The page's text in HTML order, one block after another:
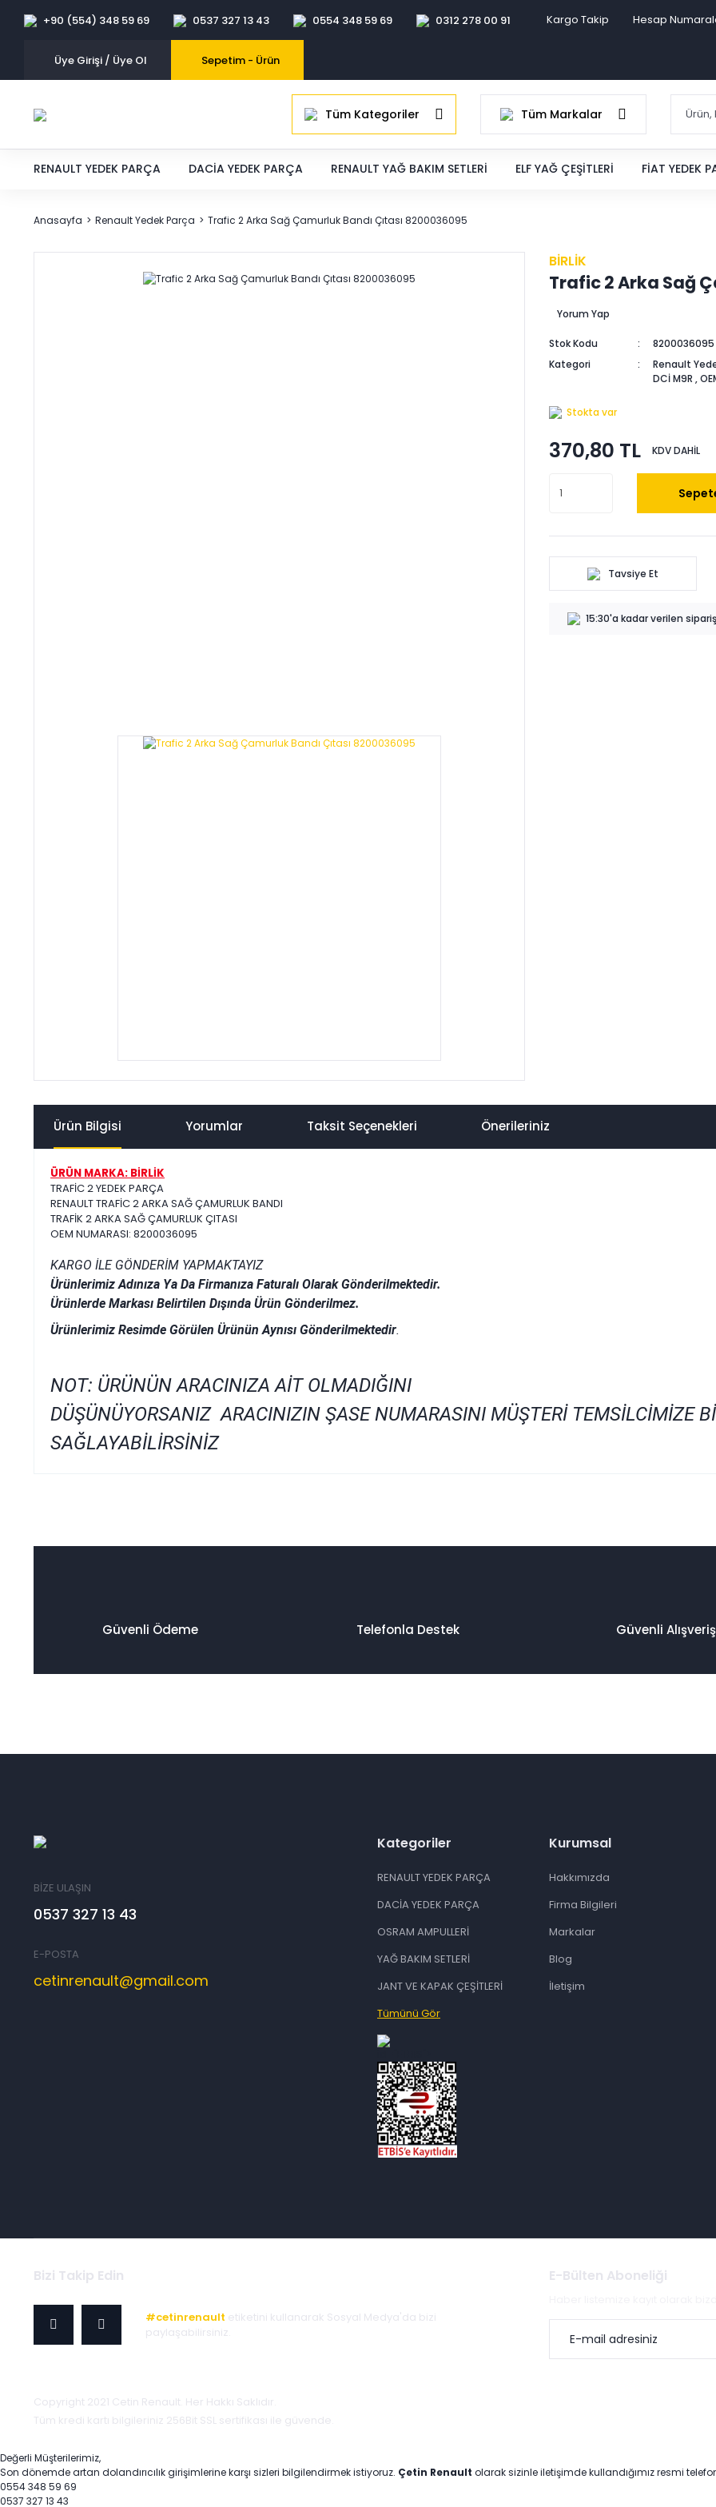
+90 (554) 348 59 69 0537 327 13 43 0554 348 59 69 0312 278 00 91 Kargo Takip Hesap
Üye Girişi / Üye Ol Sepetim - Ürün
Tüm Kategoriler Tüm Markalar
RENAULT YEDEK PARÇA DACIA YEDEK PARÇA RENAULT YAĞ BAKIM SETLERI ELF YAĞ ÇEŞITLERI FIAT YEDEK
Anasayfa Renault Yedek Parça Trafic 2 Arka Sağ Çamurluk Bandı Çıtası 8200036095
BİRLİK
Trafic 2 Arka Sağ
Yorum Yap
Stok Kodu
8200036095
Kategori
Renault
DCİ M9R ,
Stokta var
370,80 TL KDV DAHİL
Tavsiye Et
15:30'a kadar verilen
Ürün Bilgisi Yorumlar Taksit Seçenekleri Önerileriniz
ÜRÜN MARKA: BİRLİK
TRAFİC 2 YEDEK PARÇA
RENAULT TRAFİC 2 ARKA SAĞ ÇAMURLUK BANDI
TRAFİK 2 ARKA SAĞ ÇAMURLUK ÇITASI
OEM NUMARASI: 8200036095
KARGO İLE GÖNDERİM YAPMAKTAYIZ
Ürünlerimiz Adınıza Ya Da Firmanıza Faturalı Olarak Gönderilmektedir.
Ürünlerde Markası Belirtilen Dışında Ürün Gönderilmez.
Ürünlerimiz Resimde Görülen Ürünün Aynısı Gönderilmektedir.
NOT: ÜRÜNÜN ARACINIZA AİT OLMADIĞINI
DÜŞÜNÜYORSANIZ ARACINIZIN ŞASE NUMARASINI MÜŞTERİ TEMSİLCİMİZE
SAĞLAYABİLİRSİNİZ
Ürün fiyatı diğer sitelerden daha pahalı.
Güvenli Ödeme Telefonla Destek Güvenli Alışveriş
BİZE ULAŞIN
0537 327 13 43
E-POSTA
cetinrenault@gmail.com
Kategoriler
RENAULT YEDEK PARÇA
DACİA YEDEK PARÇA
OSRAM AMPULLERİ
YAĞ BAKIM SETLERİ
JANT VE KAPAK ÇEŞİTLERİ
Tümünü Gör
Kurumsal
Hakkımızda
Firma Bilgileri
Markalar
Blog
İletişim
Bizi Takip Edin
#cetinrenault etiketini kullanarak Sosyal Medya'da bizi
paylaşabilirsiniz.
E-Bülten Aboneliği
Copyright 2021 Cetin Renault. Her Hakkı Saklıdır.
Tüm kredi kartı bilgileriniz 256Bit SSL sertifikası ile güvende.
Değerli Müşterilerimiz,
Son dönemde artan dolandırıcılık girişimlerine karşı sizleri bilgilendirmek istiyoruz. Çetin Renault olarak sizinle iletişimde kullandığımız resmi
0554 348 59 69
0537 327 13 43